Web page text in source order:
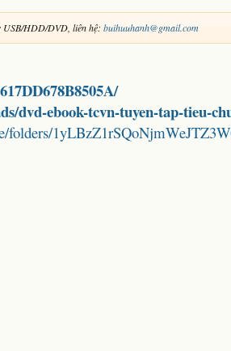
USB/HDD/DVD, liên hệ:buihuuhanh@gmail.com
dvd-ebook-tcvn-tuyen-tap-tieu-
folders/